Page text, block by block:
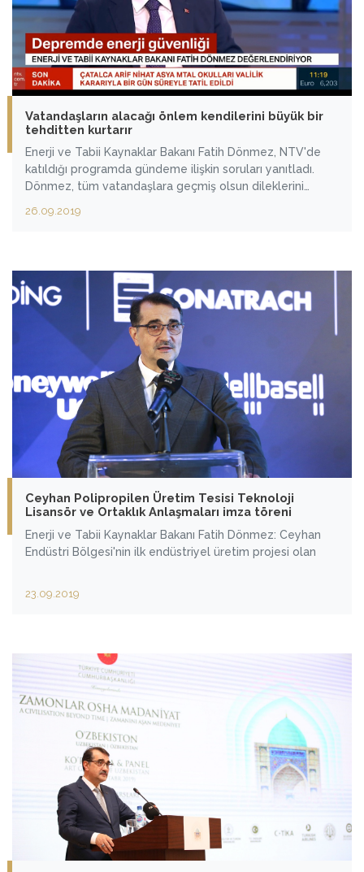
Vatandaşların alacağı önlem kendilerini büyük bir
tehditten kurtarır
Enerji ve Tabii Kaynaklar Bakanı Fatih Dönmez, NTV'de
katıldığı programda gündeme ilişkin soruları yanıtladı.
Dönmez, tüm vatandaşlara geçmiş olsun dileklerini
depremde enerji altyapılarında herhangi bir sorun
26.09.2019
Ceyhan Polipropilen Üretim Tesisi Teknoloji
Lisansör ve Ortaklık Anlaşmaları imza töreni
Enerji ve Tabii Kaynaklar Bakanı Fatih Dönmez: Ceyhan
Endüstri Bölgesi'nin ilk endüstriyel üretim projesi olan
23.09.2019